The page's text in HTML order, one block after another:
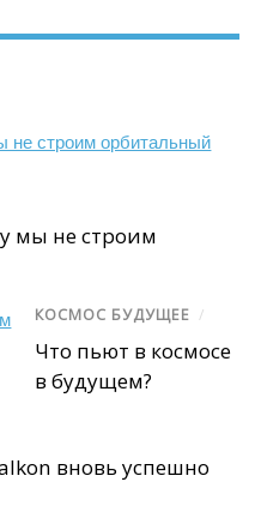
мы не строим
КОСМОС БУДУЩЕЕ /
Что пьют в космосе
в будущем?
вновь успешно